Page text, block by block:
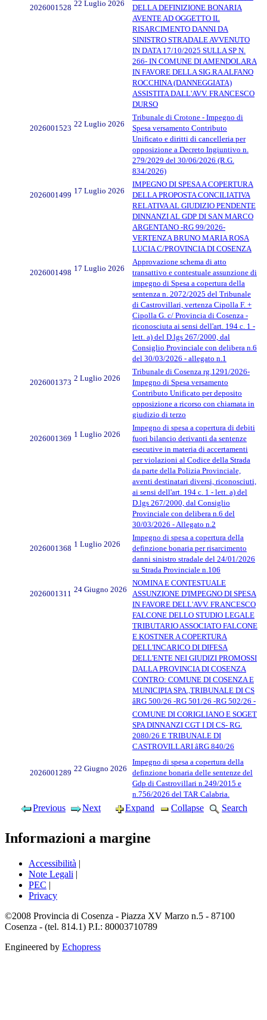
2026001528 22 Luglio 2026
DELLA DEFINIZIONE BONARIA
AVENTE AD OGGETTO IL
RISARCIMENTO DANNI DA
SINISTRO STRADALE AVVENUTO
IN DATA 17/10/2025 SULLA SP N.
266- IN COMUNE DI AMENDOLARA
IN FAVORE DELLA SIG.RA ALFANO
ROCCHINA (DANNEGGIATA)
ASSISTITA DALL'AVV. FRANCESCO
DURSO
2026001523 22 Luglio 2026
Tribunale di Crotone - Impegno di
Spesa versamento Contributo
Unificato e diritti di cancelleria per
opposizione a Decreto Ingiuntivo n.
279/2029 del 30/06/2026 (R.G.
834/2026)
2026001499 17 Luglio 2026
IMPEGNO DI SPESA A COPERTURA
DELLA PROPOSTA CONCILIATIVA
RELATIVA AL GIUDIZIO PENDENTE
DINNANZI AL GDP DI SAN MARCO
ARGENTANO -RG 99/2026-
VERTENZA BRUNO MARIA ROSA
LUCIA C/PROVINCIA DI COSENZA
2026001498 17 Luglio 2026
Approvazione schema di atto
transattivo e contestuale assunzione di
impegno di Spesa a copertura della
sentenza n. 2072/2025 del Tribunale
di Castrovillari, vertenza Cipolla F. +
Cipolla G. c/ Provincia di Cosenza -
riconosciuta ai sensi dell'art. 194 c. 1 -
lett. a) del D.lgs 267/2000, dal
Consiglio Provinciale con delibera n.6
del 30/03/2026 - allegato n.1
2026001373 2 Luglio 2026
Tribunale di Cosenza rg.1291/2026-
Impegno di Spesa versamento
Contributo Unificato per deposito
opposizione a ricorso con chiamata in
giudizio di terzo
2026001369 1 Luglio 2026
Impegno di spesa a copertura di debiti
fuori bilancio derivanti da sentenze
esecutive in materia di accertamenti
per violazioni al Codice della Strada
da parte della Polizia Provinciale,
aventi destinatari diversi, riconosciuti,
ai sensi dell'art. 194 c. 1 - lett. a) del
D.lgs 267/2000, dal Consiglio
Provinciale con delibera n.6 del
30/03/2026 - Allegato n.2
2026001368 1 Luglio 2026
Impegno di spesa a copertura della
definzione bonaria per risarcimento
danni sinistro stradale del 24/01/2026
su Strada Provinciale n.106
2026001311 24 Giugno 2026
NOMINA E CONTESTUALE
ASSUNZIONE D'IMPEGNO DI SPESA
IN FAVORE DELL'AVV. FRANCESCO
FALCONE DELLO STUDIO LEGALE
TRIBUTARIO ASSOCIATO FALCONE
E KOSTNER A COPERTURA
DELL'INCARICO DI DIFESA
DELL'ENTE NEI GIUDIZI PROMOSSI
DALLA PROVINCIA DI COSENZA
CONTRO: COMUNE DI COSENZA E
MUNICIPIA SPA.,TRIBUNALE DI CS
âRG 500/26 -RG 501/26 -RG 502/26 -
COMUNE DI CORIGLIANO E SOGET
SPA DINNANZI CGT I DI CS- RG.
2080/26 E TRIBUNALE DI
CASTROVILLARI âRG 840/26
2026001289 22 Giugno 2026
Impegno di spesa a copertura della
definzione bonaria delle sentenze del
Gdp di Castrovillari n.249/2015 e
n.756/2026 del TAR Calabria.
Previous Next Expand Collapse Search
Informazioni a margine
Accessibilità |
Note Legali |
PEC |
Privacy
©2008 Provincia di Cosenza - Piazza XV Marzo n.5 - 87100
Cosenza - (tel. 814.1) P.I.: 80003710789
Engineered by Echopress